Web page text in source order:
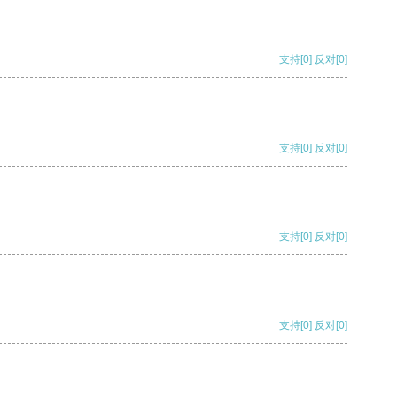
支持[0] 反对[0]
支持[0] 反对[0]
支持[0] 反对[0]
支持[0] 反对[0]